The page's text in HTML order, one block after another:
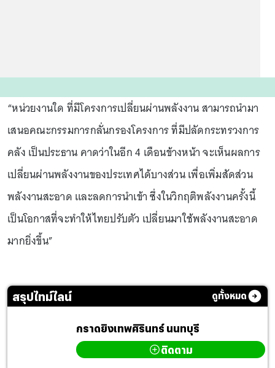
“หน่วยงานใด ที่มีโครงการเปลี่ยนผ่านพลังงาน สามารถนำมา
เสนอคณะกรรมการกลั่นกรองโครงการ ที่มีปลัดกระทรวงการ
คลัง เป็นประธาน คาดว่าในอีก 4 เดือนข้างหน้า จะเห็นผลการ
เปลี่ยนผ่านพลังงานของประเทศได้บางส่วน เพื่อเพิ่มสัดส่วน
พลังงานสะอาด และลดการนำเข้า ซึ่งในวิกฤติพลังงานครั้งนี้
เป็นโอกาสที่จะทำให้ไทยปรับตัว เปลี่ยนมาใช้พลังงานสะอาด
มากยิ่งขึ้น”
สรุปไทม์ไลน์ ดูทั้งหมด
กราดยิงเทพศิรินทร์ นนทบุรี
ติดตาม